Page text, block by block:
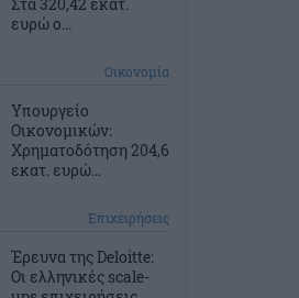
ευρώ ο...
Οικονομία
Υπουργείο
Οικονομικών:
Χρηματοδότηση 204,6
εκατ. ευρώ...
Επιχειρήσεις
Έρευνα της Deloitte:
Οι ελληνικές scale-